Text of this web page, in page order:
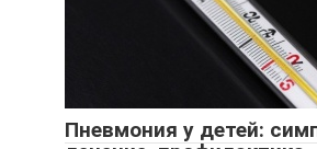
Пневмония у детей: